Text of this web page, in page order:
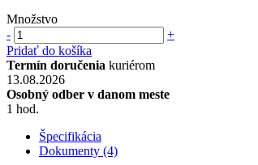
Množstvo
-
+
Pridať do košíka
Termín doručenia kuriérom
13.08.2026
Osobný odber v danom meste
1 hod.
Špecifikácia
Dokumenty (4)